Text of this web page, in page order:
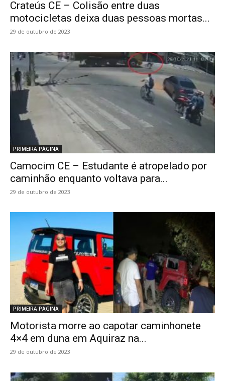
Crateús CE – Colisão entre duas
motocicletas deixa duas pessoas mortas...
29 de outubro de 2023
PRIMEIRA PÁGINA
Camocim CE – Estudante é atropelado por
caminhão enquanto voltava para...
29 de outubro de 2023
PRIMEIRA PÁGINA
Motorista morre ao capotar caminhonete
4×4 em duna em Aquiraz na...
29 de outubro de 2023